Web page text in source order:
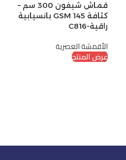
قماش شيفون 300 سم –
كثافة 145 GSM بانسيابية
راقية-C816
الأقمشة العصرية
عرض المنتج